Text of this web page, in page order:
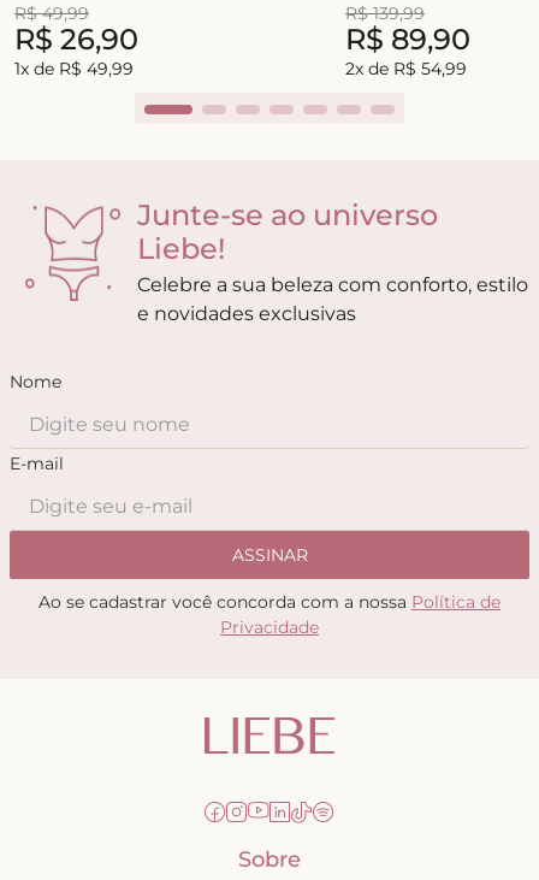
R$ 49,99
R$ 26,90
1x de R$ 49,99
R$ 139,99
R$ 89,90
2x de R$ 54,99
Junte-se ao universo
Liebe!
Celebre a sua beleza com conforto, estilo
e novidades exclusivas
Nome
E-mail
ASSINAR
Ao se cadastrar você concorda com a nossa Política de
Privacidade
Sobre